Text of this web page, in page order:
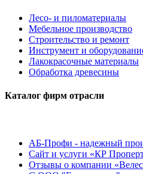
Лесо- и пиломатериалы
Мебельное производство
Строительство и ремонт
Инструмент и
Лакокрасочные материалы
Обработка древесины
Каталог фирм отрасли
АБ-Профи - надежный
Сайт и услуги «КР
Отзывы о компании